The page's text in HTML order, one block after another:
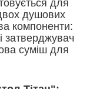
для
душових
компоненти:
затверджувач
суміш для